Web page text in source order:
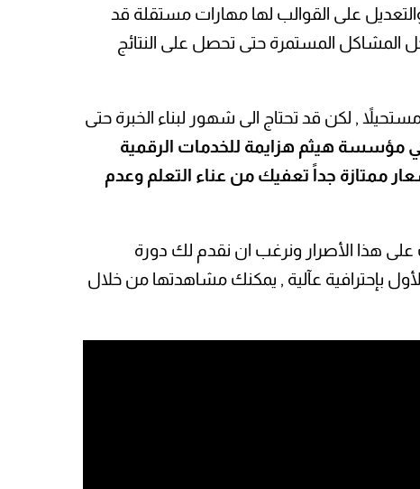
على القوالب لها مهارات مستقلة قد
المشاكل المستمرة حتى تحصل على النتائج
, لكن قد تحتاج الى شهور لبناء الخبرة حتى
مؤسسة هيثم هزايمة للخدمات الرقمية
ممتازة جداً تعفيك من عناء التعلم وعدم
هذا الأصرار ونرغب ان نقدم لك دورة
بإحترافية عآلية , يمكنك مشاهدتها من خلال